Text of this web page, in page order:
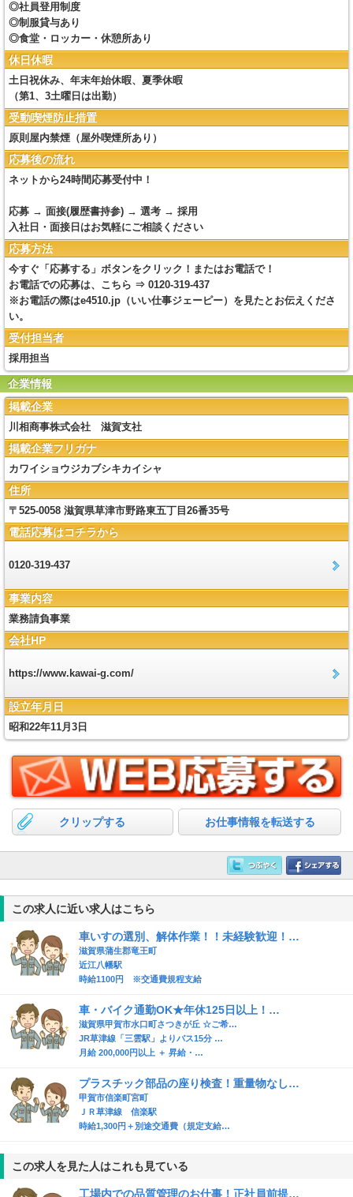
◎社員登用制度
◎制服貸与あり
◎食堂・ロッカー・休憩所あり
休日休暇
土日祝休み、年末年始休暇、夏季休暇
（第1、3土曜日は出勤）
受動喫煙防止措置
原則屋内禁煙（屋外喫煙所あり）
応募後の流れ
ネットから24時間応募受付中！
応募 → 面接(履歴書持参) → 選考 → 採用
入社日・面接日はお気軽にご相談ください
応募方法
今すぐ「応募する」ボタンをクリック！またはお電話で！
お電話での応募は、こちら ⇒ 0120-319-437
※お電話の際はe4510.jp（いい仕事ジェーピー）を見たとお伝えくださ
い。
受付担当者
採用担当
企業情報
掲載企業
川相商事株式会社 滋賀支社
掲載企業フリガナ
カワイショウジカブシキカイシャ
住所
〒525-0058 滋賀県草津市野路東五丁目26番35号
電話応募はコチラから
0120-319-437
事業内容
業務請負事業
会社HP
https://www.kawai-g.com/
設立年月日
昭和22年11月3日
クリップする お仕事情報を転送する
この求人に近い求人はこちら
車いすの選別、解体作業！！未経験歓迎！…
滋賀県蒲生郡竜王町
近江八幡駅
時給1100円 ※交通費規程支給
車・バイク通勤OK★年休125日以上！…
滋賀県甲賀市水口町さつきが丘 ☆ご希…
JR草津線「三雲駅」よりバス15分 …
月給 200,000円以上 ＋ 昇給・…
プラスチック部品の座り検査！重量物なし…
甲賀市信楽町宮町
ＪＲ草津線 信楽駅
時給1,300円＋別途交通費（規定支給…
この求人を見た人はこれも見ている
工場内での品質管理のお仕事！正社員前提…